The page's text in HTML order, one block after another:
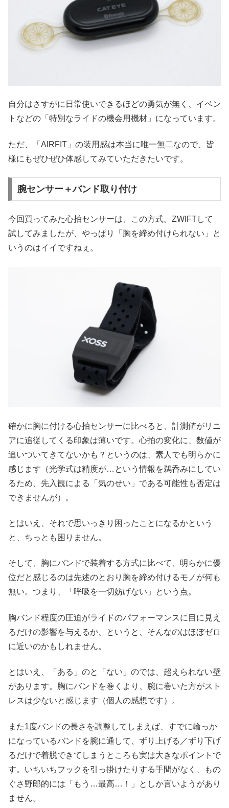
自分はさすがに日常使いできるほどの勇気が無く、イベン
トなどの「特別なライドの機会用機材」になっています。
ただ、「AIRFIT」の装用感は本当に唯一無二なので、皆
様にもぜひぜひ体感してみていただきたいです。
腕センサー＋バンド取り付け
今回買ってみた心拍センサーは、この方式。ZWIFTして
試してみましたが、やっぱり「胸を締め付けられない」と
いうのはイイですねぇ。
確かに胸に付ける心拍センサーに比べると、計測値がリニ
アに追従してくる印象は薄いです。心拍の変化に、数値が
追いついてきてないかも？というのは、素人でも明らかに
感じます（光学式は精度が…という情報を鵜呑みにしてい
るため、先入観による「気のせい」である可能性も否定は
できませんが）。
とはいえ、それで思いっきり困ったことになるかという
と、ちっとも困りません。
そして、胸にバンドで装着する方式に比べて、明らかに優
位だと感じるのは先述のとおり胸を締め付けるモノが何も
無い。つまり、「呼吸を一切妨げない」という点。
胸バンド程度の圧迫がライドのパフォーマンスに目に見え
るだけの影響を与えるか、というと、そんなのはほぼゼロ
に近いのかもしれません。
とはいえ、「ある」のと「ない」のでは、超えられない壁
があります。胸にバンドを巻くより、腕に巻いた方がスト
レスは少ないと感じます（個人の感想です）。
また1度バンドの長さを調整してしまえば、すでに輪っか
になっているバンドを腕に通して、ずり上げる／ずり下げ
るだけで着脱できてしまうところも実は大きなポイントで
す。いちいちフックを引っ掛けたりする手間がなく、もの
ぐさ野郎的には「もう…最高…！」としか言いようがあり
ません。